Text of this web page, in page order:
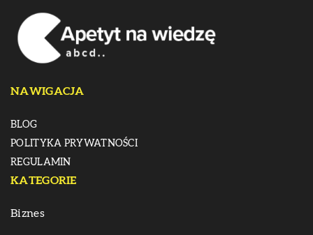
NAWIGACJA
BLOG
POLITYKA PRYWATNOŚCI
REGULAMIN
KATEGORIE
Biznes